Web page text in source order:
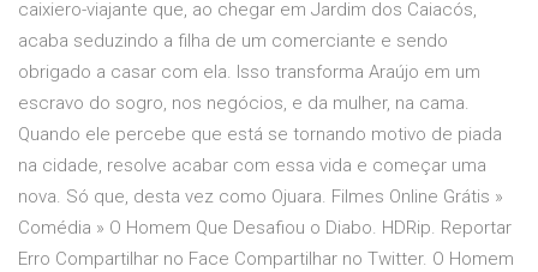
caixiero-viajante que, ao chegar em Jardim dos Caiacós,
acaba seduzindo a filha de um comerciante e sendo
obrigado a casar com ela. Isso transforma Araújo em um
escravo do sogro, nos negócios, e da mulher, na cama.
Quando ele percebe que está se tornando motivo de piada
na cidade, resolve acabar com essa vida e começar uma
nova. Só que, desta vez como Ojuara. Filmes Online Grátis »
Comédia » O Homem Que Desafiou o Diabo. HDRip. Reportar
Erro Compartilhar no Face Compartilhar no Twitter. O Homem